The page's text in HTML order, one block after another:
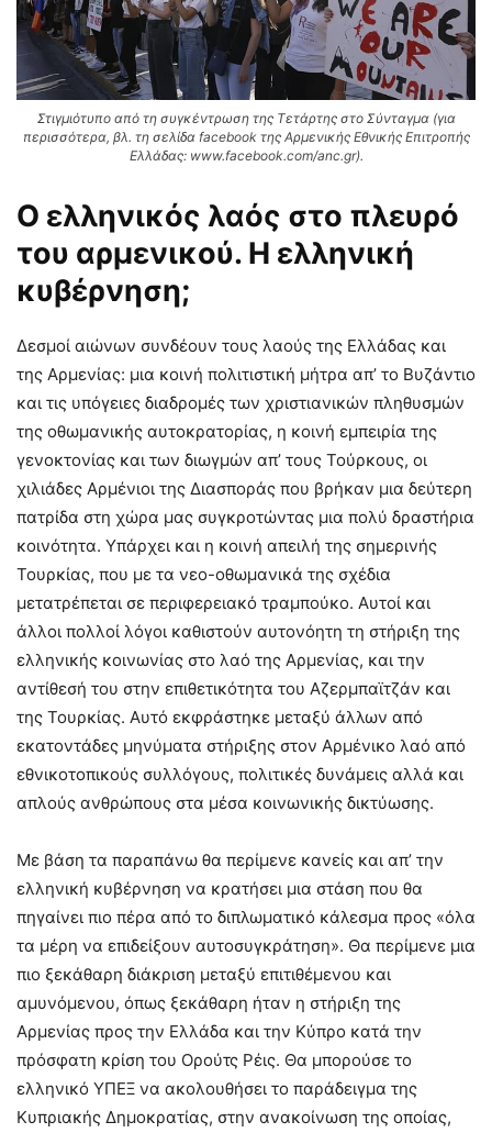
Στιγμιότυπο από τη συγκέντρωση της Τετάρτης στο Σύνταγμα (για
περισσότερα, βλ. τη σελίδα facebook της Αρμενικής Εθνικής Επιτροπής
Ελλάδας: www.facebook.com/anc.gr).
Ο ελληνικός λαός στο πλευρό
του αρμενικού. Η ελληνική
κυβέρνηση;
Δεσμοί αιώνων συνδέουν τους λαούς της Ελλάδας και
της Αρμενίας: μια κοινή πολιτιστική μήτρα απ’ το Βυζάντιο
και τις υπόγειες διαδρομές των χριστιανικών πληθυσμών
της οθωμανικής αυτοκρατορίας, η κοινή εμπειρία της
γενοκτονίας και των διωγμών απ’ τους Τούρκους, οι
χιλιάδες Αρμένιοι της Διασποράς που βρήκαν μια δεύτερη
πατρίδα στη χώρα μας συγκροτώντας μια πολύ δραστήρια
κοινότητα. Υπάρχει και η κοινή απειλή της σημερινής
Τουρκίας, που με τα νεο-οθωμανικά της σχέδια
μετατρέπεται σε περιφερειακό τραμπούκο. Αυτοί και
άλλοι πολλοί λόγοι καθιστούν αυτονόητη τη στήριξη της
ελληνικής κοινωνίας στο λαό της Αρμενίας, και την
αντίθεσή του στην επιθετικότητα του Αζερμπαϊτζάν και
της Τουρκίας. Αυτό εκφράστηκε μεταξύ άλλων από
εκατοντάδες μηνύματα στήριξης στον Αρμένικο λαό από
εθνικοτοπικούς συλλόγους, πολιτικές δυνάμεις αλλά και
απλούς ανθρώπους στα μέσα κοινωνικής δικτύωσης.
Με βάση τα παραπάνω θα περίμενε κανείς και απ’ την
ελληνική κυβέρνηση να κρατήσει μια στάση που θα
πηγαίνει πιο πέρα από το διπλωματικό κάλεσμα προς «όλα
τα μέρη να επιδείξουν αυτοσυγκράτηση». Θα περίμενε μια
πιο ξεκάθαρη διάκριση μεταξύ επιτιθέμενου και
αμυνόμενου, όπως ξεκάθαρη ήταν η στήριξη της
Αρμενίας προς την Ελλάδα και την Κύπρο κατά την
πρόσφατη κρίση του Ορούτς Ρέις. Θα μπορούσε το
ελληνικό ΥΠΕΞ να ακολουθήσει το παράδειγμα της
Κυπριακής Δημοκρατίας, στην ανακοίνωση της οποίας,